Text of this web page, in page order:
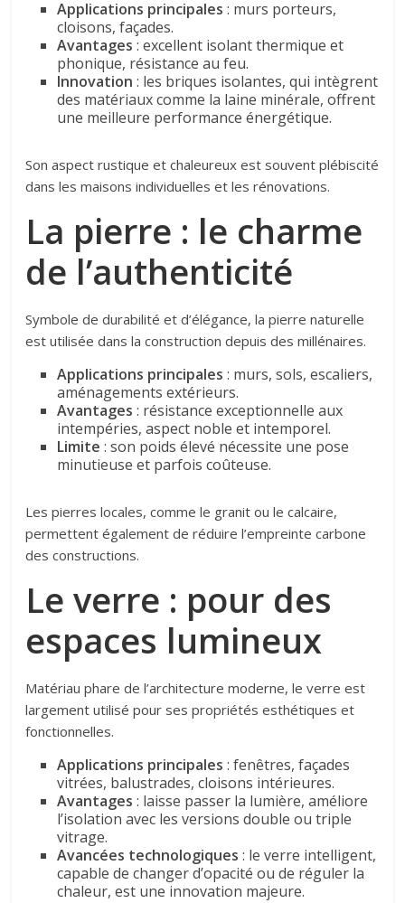
Applications principales : murs porteurs,
cloisons, façades.
Avantages : excellent isolant thermique et
phonique, résistance au feu.
Innovation : les briques isolantes, qui intègrent
des matériaux comme la laine minérale, offrent
une meilleure performance énergétique.
Son aspect rustique et chaleureux est souvent plébiscité
dans les maisons individuelles et les rénovations.
La pierre : le charme
de l’authenticité
Symbole de durabilité et d’élégance, la pierre naturelle
est utilisée dans la construction depuis des millénaires.
Applications principales : murs, sols, escaliers,
aménagements extérieurs.
Avantages : résistance exceptionnelle aux
intempéries, aspect noble et intemporel.
Limite : son poids élevé nécessite une pose
minutieuse et parfois coûteuse.
Les pierres locales, comme le granit ou le calcaire,
permettent également de réduire l’empreinte carbone
des constructions.
Le verre : pour des
espaces lumineux
Matériau phare de l’architecture moderne, le verre est
largement utilisé pour ses propriétés esthétiques et
fonctionnelles.
Applications principales : fenêtres, façades
vitrées, balustrades, cloisons intérieures.
Avantages : laisse passer la lumière, améliore
l’isolation avec les versions double ou triple
vitrage.
Avancées technologiques : le verre intelligent,
capable de changer d’opacité ou de réguler la
chaleur, est une innovation majeure.